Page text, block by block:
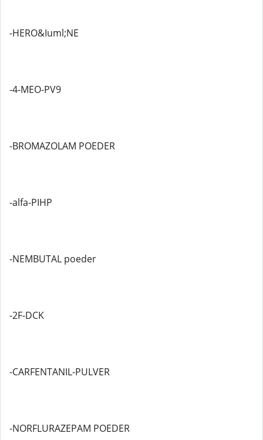
-HERO&Iuml;NE
-4-MEO-PV9
-BROMAZOLAM POEDER
-alfa-PIHP
-NEMBUTAL poeder
-2F-DCK
-CARFENTANIL-PULVER
-NORFLURAZEPAM POEDER